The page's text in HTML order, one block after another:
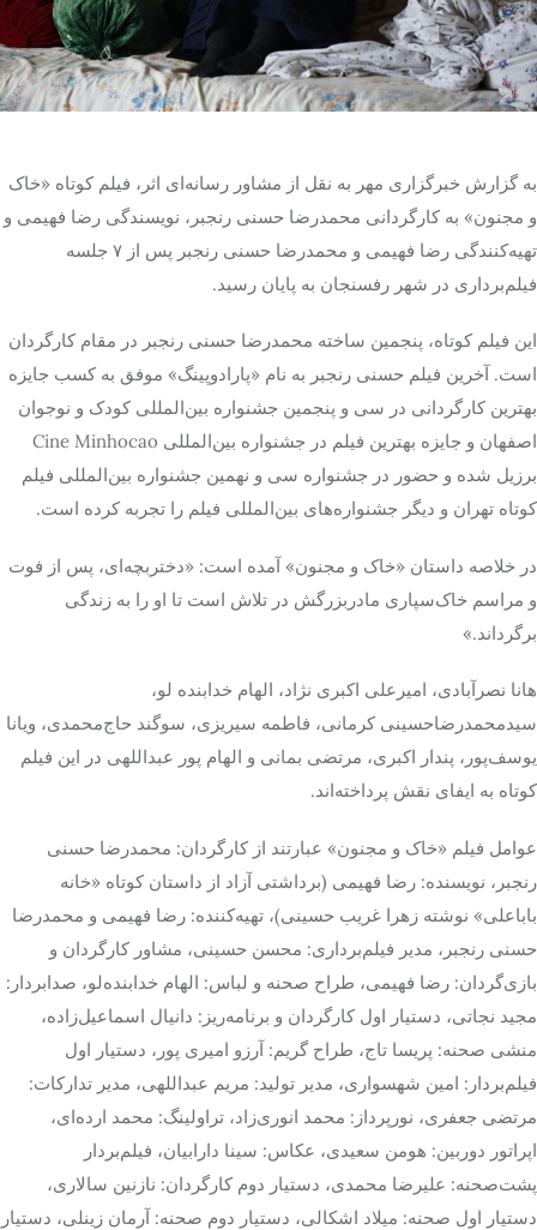
پایگاه خبری آبان
خرید موتور ایمپلنت
به گزارش خبرگزاری مهر به نقل از مشاور رسانه‌ای اثر، فیلم کوتاه «خاک
و مجنون» به کارگردانی محمدرضا حسنی رنجبر، نویسندگی رضا فهیمی و
تهیه‌کنندگی رضا فهیمی و محمدرضا حسنی رنجبر پس از ۷ جلسه
فیلم‌برداری در شهر رفسنجان به پایان رسید.
این فیلم کوتاه، پنجمین ساخته محمدرضا حسنی ‌رنجبر در مقام کارگردان
است. آخرین فیلم حسنی رنجبر به نام «پارادوپینگ» موفق به کسب جایزه
بهترین کارگردانی در سی و پنجمین جشنواره بین‌المللی کودک‌ و نوجوان
اصفهان و جایزه بهترین فیلم در جشنواره بین‌المللی Cine Minhocao
برزیل شده و حضور در جشنواره سی و نهمین جشنواره بین‌المللی فیلم
کوتاه تهران و دیگر جشنواره‌های بین‌المللی فیلم را تجربه کرده است.
در خلاصه داستان «خاک و مجنون» آمده است: «دختربچه‌ای، پس از فوت
و مراسم خاک‌سپاری مادربزرگش در تلاش است تا او را به زندگی
برگرداند.»
هانا نصرآبادی، امیرعلی اکبری نژاد، الهام خدابنده لو،
سیدمحمدرضاحسینی کرمانی، فاطمه سیریزی، سوگند حاج‌محمدی، ویانا
یوسف‌پور، پندار اکبری، مرتضی بمانی و الهام پور عبداللهی در این فیلم
کوتاه به ایفای نقش پرداخته‌اند.
عوامل فیلم «خاک و مجنون» عبارتند از کارگردان: محمدرضا حسنی
رنجبر، نویسنده: رضا فهیمی (برداشتی آزاد از داستان کوتاه «خانه
باباعلی» نوشته زهرا غریب حسینی)، تهیه‌کننده: رضا فهیمی و محمدرضا
حسنی رنجبر، مدیر فیلم‌برداری: محسن حسینی، مشاور کارگردان و
بازی‌گردان: رضا فهیمی، طراح صحنه و لباس: الهام خدابنده‌لو، صدابردار:
مجید نجاتی، دستیار اول کارگردان و برنامه‌ریز: دانیال اسماعیل‌زاده،
منشی صحنه: پریسا تاج، طراح گریم: آرزو امیری پور، دستیار اول
فیلم‌بردار: امین شهسواری، مدیر تولید: مریم عبداللهی، مدیر تدارکات:
مرتضی جعفری، نورپرداز: محمد انوری‌زاد، تراولینگ: محمد ارده‌ای،
اپراتور دوربین: هومن سعیدی، عکاس: سینا دارابیان، فیلم‌بردار
پشت‌صحنه: علیرضا محمدی، دستیار دوم کارگردان: نازنین سالاری،
دستیار اول صحنه: میلاد اشکالی، دستیار دوم صحنه: آرمان زینلی، دستیار